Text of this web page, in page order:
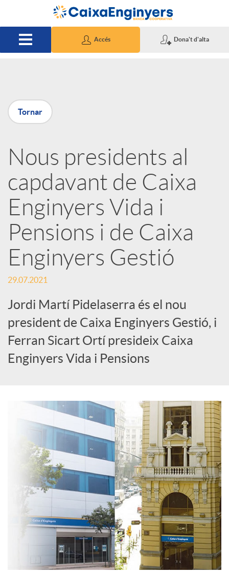
Salta al contingut principal
Accés Dona't d'alta
P
u
b
l
i
c
d
o
Tornar
Nous presidents al
capdavant de Caixa
Enginyers Vida i
Pensions i de Caixa
Enginyers Gestió
29.07.2021
Jordi Martí Pidelaserra és el nou
president de Caixa Enginyers Gestió, i
Ferran Sicart Ortí presideix Caixa
Enginyers Vida i Pensions